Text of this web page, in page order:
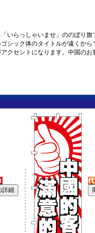
いらっしゃいませ」ののぼり旗
シック体のタイトルが遠くか
クセントになります。中国のお